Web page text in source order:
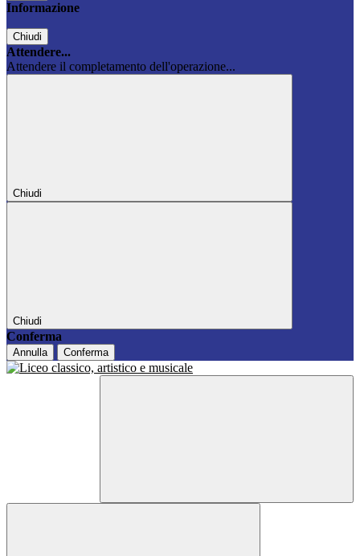
Informazione
Chiudi
Attendere...
Attendere il completamento dell'operazione...
Chiudi
Chiudi
Conferma
Annulla Conferma